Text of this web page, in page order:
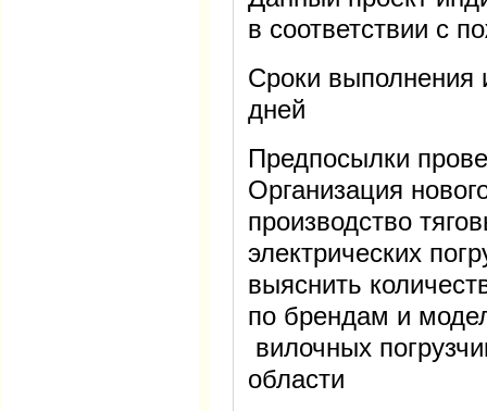
в соответствии с
Сроки выполнения
дней
Предпосылки
Организация
производство
электрических
выяснить
по брендам и
вилочных
области